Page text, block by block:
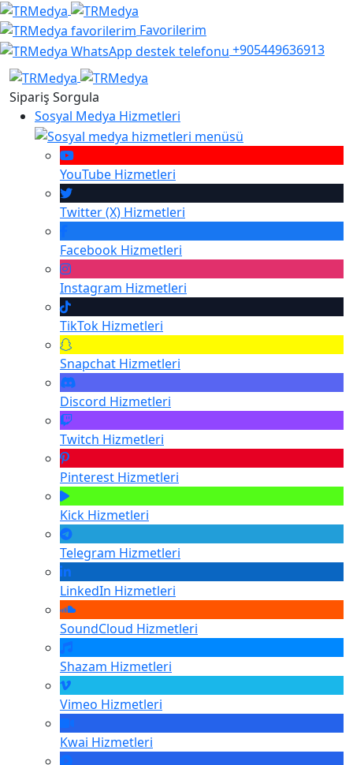
Favorilerim
+905449636913
Sipariş Sorgula
Sosyal Medya Hizmetleri
YouTube Hizmetleri
Twitter (X) Hizmetleri
Facebook Hizmetleri
Instagram Hizmetleri
TikTok Hizmetleri
Snapchat Hizmetleri
Discord Hizmetleri
Twitch Hizmetleri
Pinterest Hizmetleri
Kick Hizmetleri
Telegram Hizmetleri
LinkedIn Hizmetleri
SoundCloud Hizmetleri
Shazam Hizmetleri
Vimeo Hizmetleri
Kwai Hizmetleri